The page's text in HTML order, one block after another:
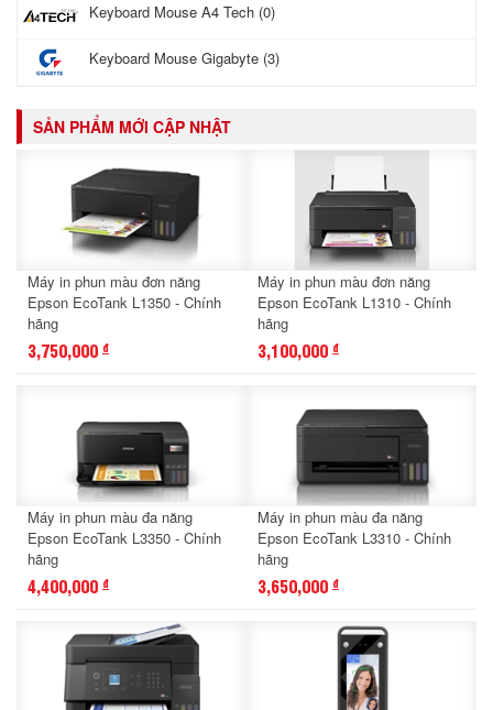
Keyboard Mouse A4 Tech (0)
Keyboard Mouse Gigabyte (3)
SẢN PHẨM MỚI CẬP NHẬT
Máy in phun màu đơn năng
Epson EcoTank L1350 - Chính
hãng
3,750,000 đ
Máy in phun màu đơn năng
Epson EcoTank L1310 - Chính
hãng
3,100,000 đ
Máy in phun màu đa năng
Epson EcoTank L3350 - Chính
hãng
4,400,000 đ
Máy in phun màu đa năng
Epson EcoTank L3310 - Chính
hãng
3,650,000 đ